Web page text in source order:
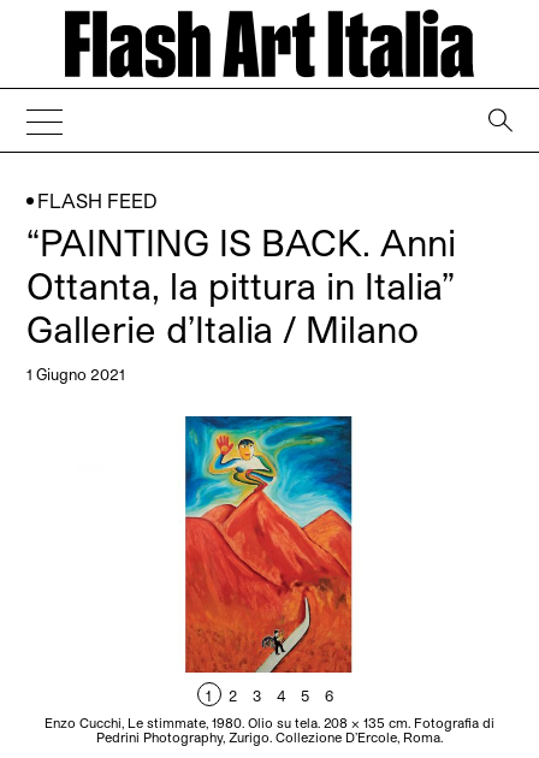
FLASH FEED
“PAINTING IS BACK. Anni
Ottanta, la pittura in Italia”
Gallerie d’Italia / Milano
1 Giugno 2021
1 2 3 4 5 6
Enzo Cucchi, Le stimmate, 1980. Olio su tela. 208 x 135 cm. Fotografia di
Pedrini Photography, Zurigo. Collezione D’Ercole, Roma.